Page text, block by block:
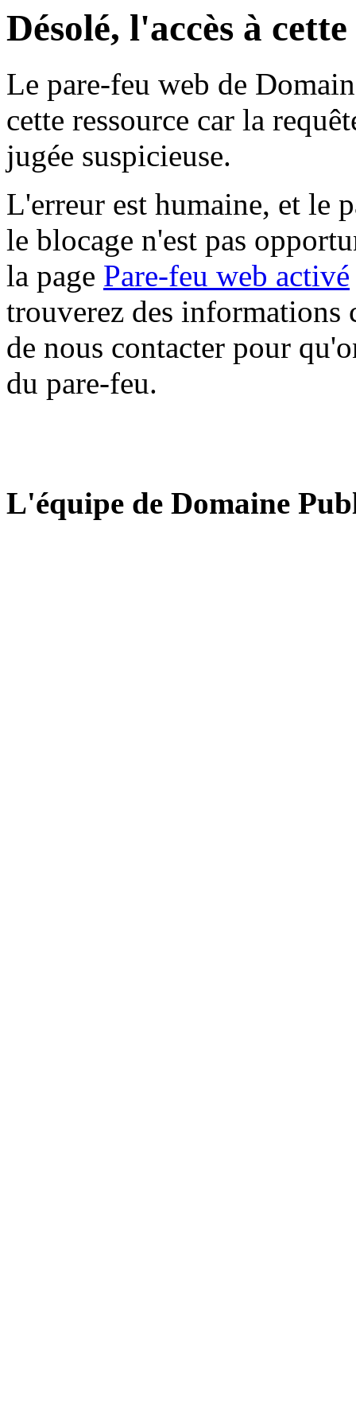
Désolé, l'accès à
Le pare-feu web de
cette ressource car la
jugée suspicieuse.
L'erreur est humaine, et le
le blocage n'est pas
la page Pare-feu web activé
trouverez des informations
de nous contacter pour
du pare-feu.
L'équipe de Domaine